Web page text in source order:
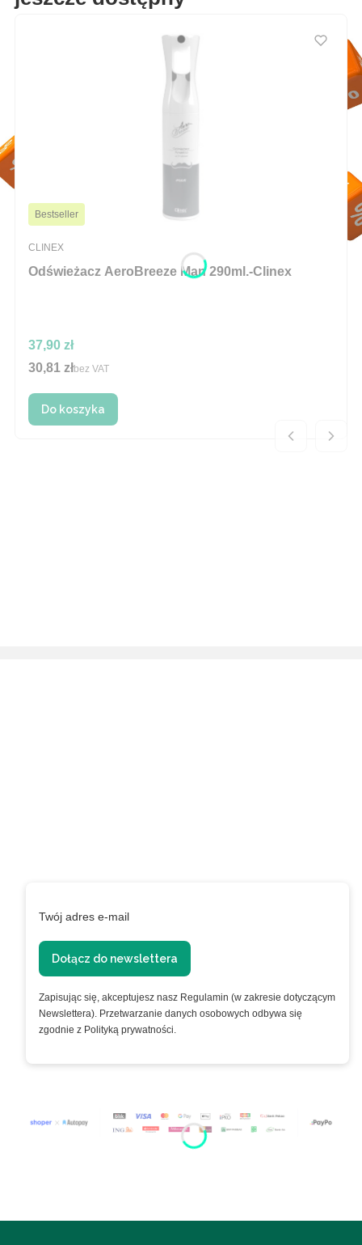
Bestseller
Odświeżacz AeroBreeze Man 290ml.-Clinex
PRODUCENT
CLINEX
Cena
37,90 zł
Cena
30,81 złbez VAT
Do koszyka
Twój adres e-mail
Dołącz do newslettera
Zapisując się, akceptujesz nasz Regulamin (w zakresie dotyczącym
Newslettera). Przetwarzanie danych osobowych odbywa się
zgodnie z Polityką prywatności.